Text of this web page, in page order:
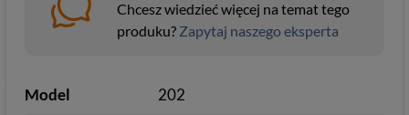
Chcesz wiedzieć więcej na temat tego
produku? Zapytaj naszego eksperta
Model 202